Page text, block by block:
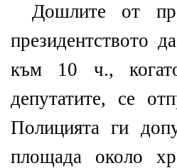
Дошлите от
президентството
към 10 ч.,
депутатите, се
Полицията ги
площада около